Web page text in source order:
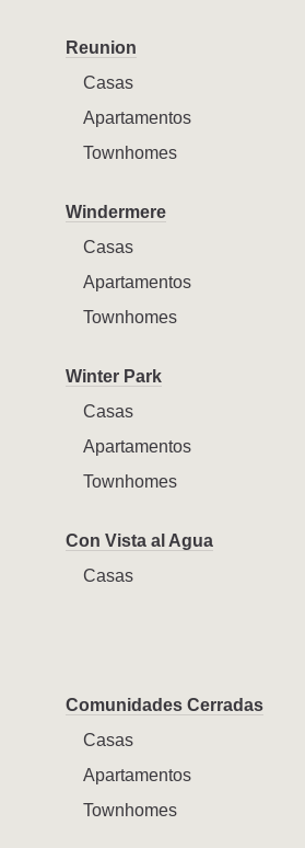
Reunion
Casas
Apartamentos
Townhomes
Windermere
Casas
Apartamentos
Townhomes
Winter Park
Casas
Apartamentos
Townhomes
Con Vista al Agua
Casas
Comunidades Cerradas
Casas
Apartamentos
Townhomes